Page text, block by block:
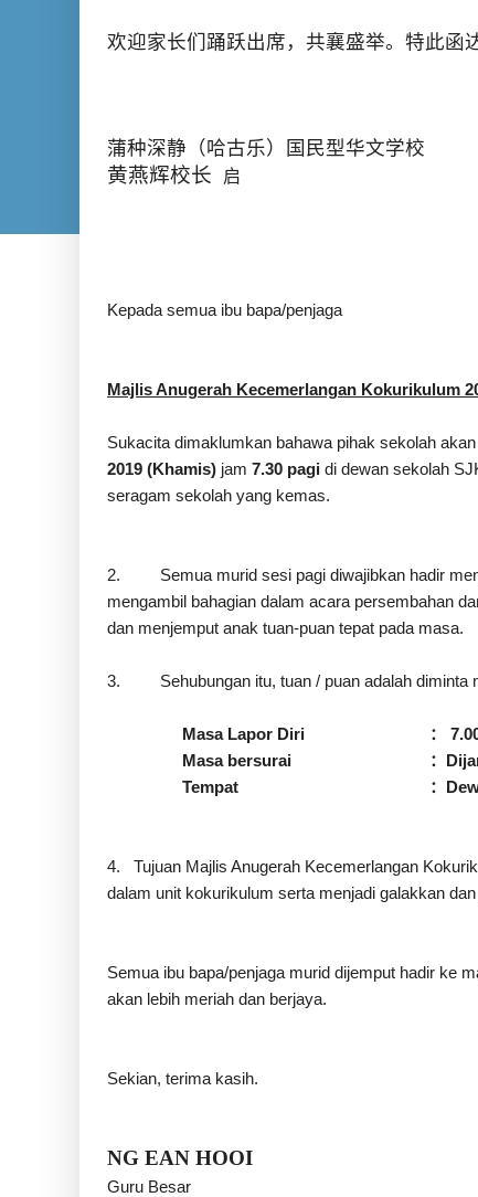
欢迎家长们踊跃出席，共襄盛举。特此函
蒲种深静（哈古乐）国民型华文学校
黄燕辉校长 启
Kepada semua ibu
Majlis Anugerah Kecemerlangan Kokurikulum
Sukacita dimaklumkan bahawa pihak sekolah
2019 (Khamis) jam 7.30 pagi di dewan sekolah
seragam sekolah yang kemas.
2. Semua murid sesi pagi diwajibkan hadir
mengambil bahagian dalam acara persembahan
dan menjemput anak tuan-puan tepat pada masa.
3. Sehubungan itu, tuan / puan adalah
Masa Lapor Diri ：
Masa bersurai
：
Tempat
：
4. Tujuan Majlis Anugerah Kecemerlangan
dalam unit kokurikulum serta menjadi galakkan
Semua ibu bapa/penjaga murid dijemput hadir ke
akan lebih meriah dan berjaya.
Sekian, terima kasih.
NG EAN HOOI
Guru Besar